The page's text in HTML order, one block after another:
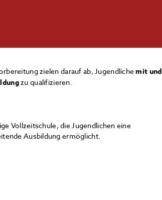
zielen darauf ab, Jugendlichemit und
zu qualifizieren.
Vollzeitschule, die Jugendlichen eine
Ausbildung ermöglicht.